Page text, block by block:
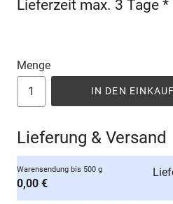
Lieferzeit max. 3 Tage *
Menge
IN DEN
Lieferung & Versand
Warensendung bis 500 g
0,00 €